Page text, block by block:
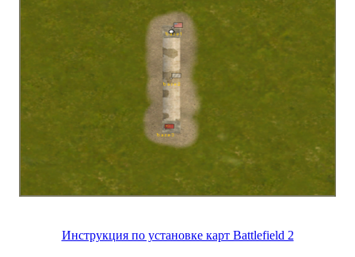
Инструкция по установке карт Battlefield 2